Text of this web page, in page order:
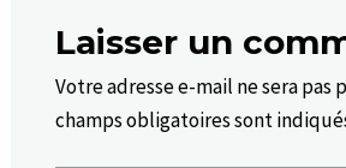
Laisser un
Votre adresse e-mail ne sera pas
champs obligatoires sont